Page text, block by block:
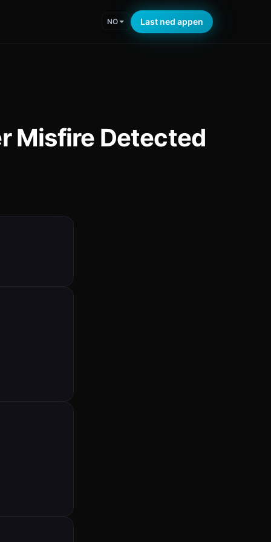
NO Last ned appen
Misfire Detected